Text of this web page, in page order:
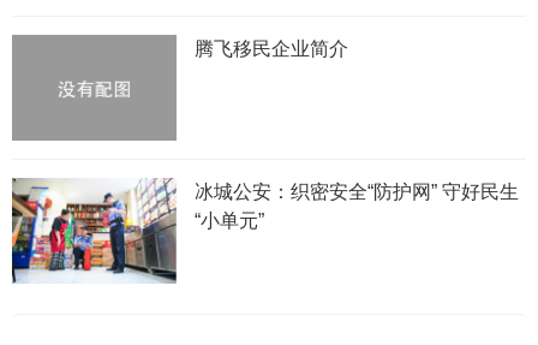
腾飞移民企业简介
冰城公安：织密安全“防护网” 守好民生
“小单元”